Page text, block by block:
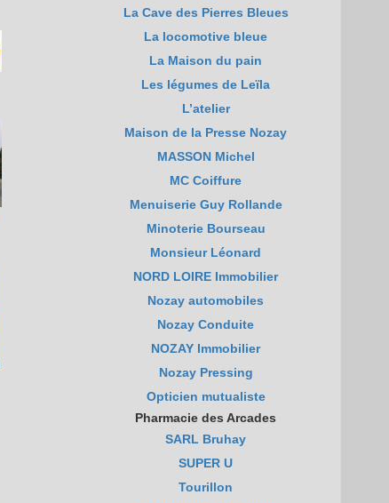
La Cave des Pierres Bleues
La locomotive bleue
La Maison du pain
Les légumes de Leïla
L’atelier
Maison de la Presse Nozay
MASSON Michel
MC Coiffure
Menuiserie Guy Rollande
Minoterie Bourseau
Monsieur Léonard
NORD LOIRE Immobilier
Nozay automobiles
Nozay Conduite
NOZAY Immobilier
Nozay Pressing
Opticien mutualiste
Pharmacie des Arcades
SARL Bruhay
SUPER U
Tourillon